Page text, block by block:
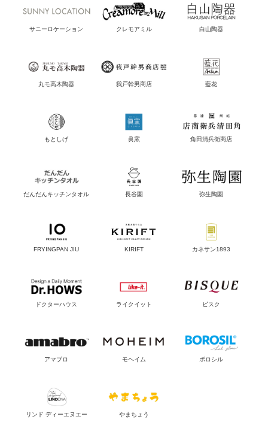
サニーロケーション クレモアミル 白山陶器
丸モ高木陶器 我戸幹男商店 藍花
もとしげ 眞窯 角田清兵衛商店
だんだんキッチンタオル 長谷園 弥生陶園
FRYINGPAN JIU KIRIFT カネサン1893
ドクターハウス ライクイット ビスク
アマブロ モヘイム ボロシル
リンド ディーエヌエー やまちょう